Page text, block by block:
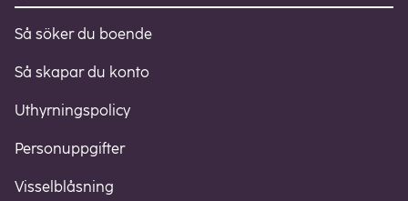
Så söker du boende
Så skapar du konto
Uthyrningspolicy
Personuppgifter
Visselblåsning